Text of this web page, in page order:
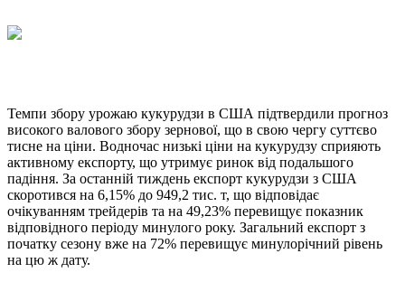
Темпи збору урожаю кукурудзи в США підтвердили прогноз
високого валового збору зернової, що в свою чергу суттєво
тисне на ціни. Водночас низькі ціни на кукурудзу сприяють
активному експорту, що утримує ринок від подальшого
падіння. За останній тиждень експорт кукурудзи з США
скоротився на 6,15% до 949,2 тис. т, що відповідає
очікуванням трейдерів та на 49,23% перевищує показник
відповідного періоду минулого року. Загальний експорт з
початку сезону вже на 72% перевищує минулорічний рівень
на цю ж дату.